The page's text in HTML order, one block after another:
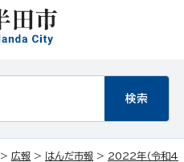
> 広報 > はんだ市報 > 2022年（令和4